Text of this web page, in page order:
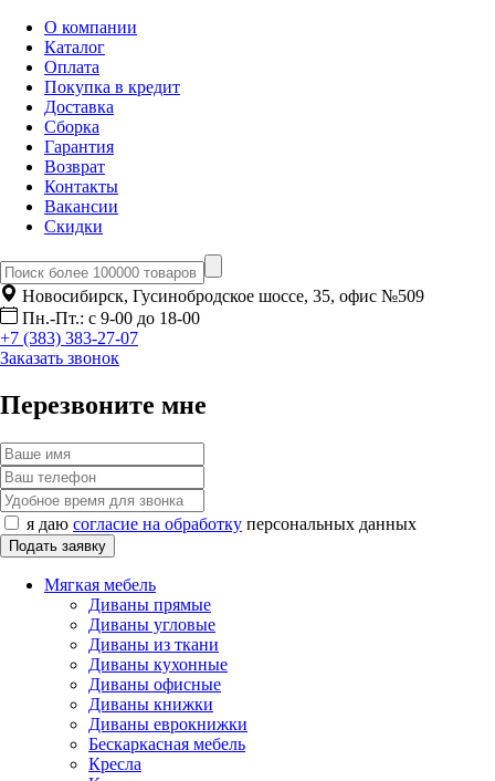
О компании
Каталог
Оплата
Покупка в кредит
Доставка
Сборка
Гарантия
Возврат
Контакты
Вакансии
Скидки
Новосибирск, Гусинобродское шоссе, 35, офис №509
Пн.-Пт.: с 9-00 до 18-00
+7 (383) 383-27-07
Заказать звонок
Перезвоните мне
я даю согласие на обработку персональных данных
Мягкая мебель
Диваны прямые
Диваны угловые
Диваны из ткани
Диваны кухонные
Диваны офисные
Диваны книжки
Диваны еврокнижки
Бескаркасная мебель
Кресла